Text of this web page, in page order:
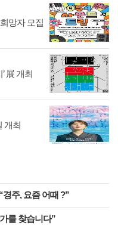
망자 모집
展 개최
개최
주, 요즘 어때 ?”
를 찾습니다”